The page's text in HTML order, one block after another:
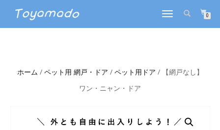
ナ
ン
0
ホーム / ペット用 網戸・ドア / ペット用ドア / 【網戸なし】
ワン・ニャン・ドア